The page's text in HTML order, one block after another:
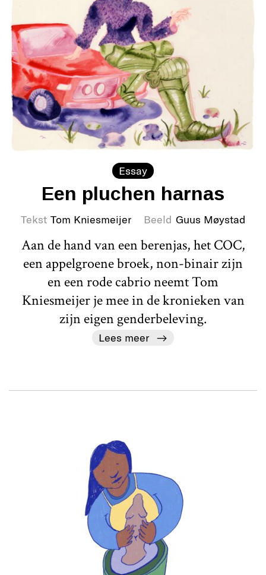
Essay
Een pluchen harnas
Tekst Tom Kniesmeijer Beeld Guus Møystad
Aan de hand van een berenjas, het COC,
een appelgroene broek, non-binair zijn
en een rode cabrio neemt Tom
Kniesmeijer je mee in de kronieken van
zijn eigen genderbeleving.
Lees meer